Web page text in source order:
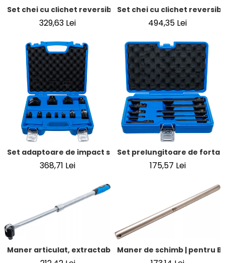
Set chei cu clichet reversibil | extensibil | 6,3 mm (1/4") -
329,63 Lei
Set chei cu clichet
494,35 Lei
Set adaptoare de impact si articulatie sferica | 6,3 mm (1/
368,71 Lei
Set prelungitoare de forta |
175,57 Lei
Maner articulat, extractabil | 12,5 mm (1/2") | 450 - 600
Maner de schimb | pentru